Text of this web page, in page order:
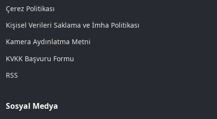
Çerez Politikası
Kişisel Verileri Saklama ve İmha Politikası
Kamera Aydınlatma Metni
KVKK Başvuru Formu
RSS
Sosyal Medya